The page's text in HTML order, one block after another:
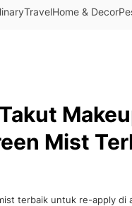
TravelHome & Decor
Mist
terbaik untuk re-apply di